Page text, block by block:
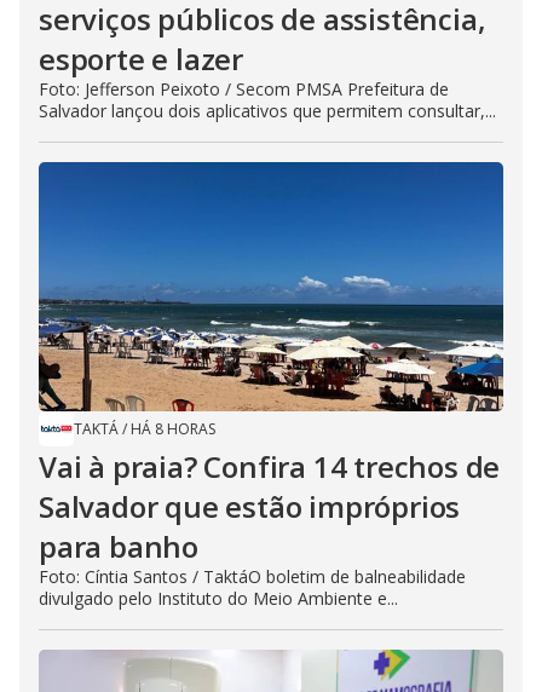
serviços públicos de assistência,
esporte e lazer
Foto: Jefferson Peixoto / Secom PMSA Prefeitura de
Salvador lançou dois aplicativos que permitem consultar,...
TAKTÁ/ HÁ 8 HORAS
Vai à praia? Confira 14 trechos de
Salvador que estão impróprios
para banho
Foto: Cíntia Santos / TaktáO boletim de balneabilidade
divulgado pelo Instituto do Meio Ambiente e...